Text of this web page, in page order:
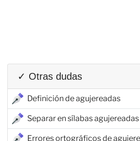
✓ Otras dudas
Definición de agujereadas
Separar en sílabas agujereadas
Errores ortográficos de